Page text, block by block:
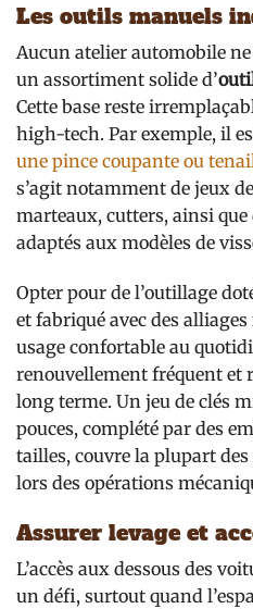
Les outils manuels
Aucun atelier automobile
un assortiment solide d’
Cette base reste
high-tech. Par exemple, il
une pince coupante ou
s’agit notamment de jeux
marteaux, cutters, ainsi que
adaptés aux modèles de
Opter pour de l’outillage
et fabriqué avec des
usage confortable au
renouvellement fréquent et
long terme. Un jeu de clés
pouces, complété par des
tailles, couvre la plupart
lors des opérations
Assurer levage et
L’accès aux dessous des
un défi, surtout quand